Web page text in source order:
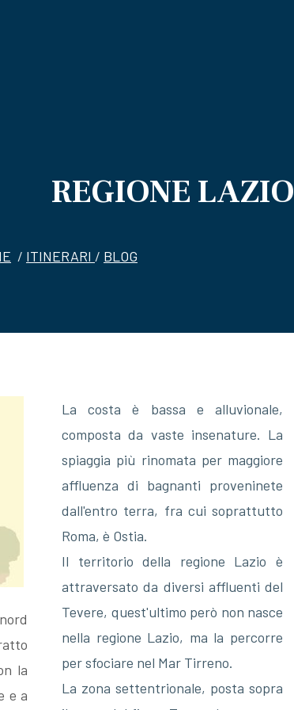
REGIONE LAZIO
/ ITINERARI / BLOG
La costa è bassa e alluvionale,
composta da vaste insenature. La
spiaggia più rinomata per maggiore
affluenza di bagnanti proveninete
dall'entro terra, fra cui soprattutto
Roma, è Ostia.
Il territorio della regione Lazio è
attraversato da diversi affluenti del
Tevere, quest'ultimo però non nasce
nella regione Lazio, ma la percorre
per sfociare nel Mar Tirreno.
La zona settentrionale, posta sopra
la
e a